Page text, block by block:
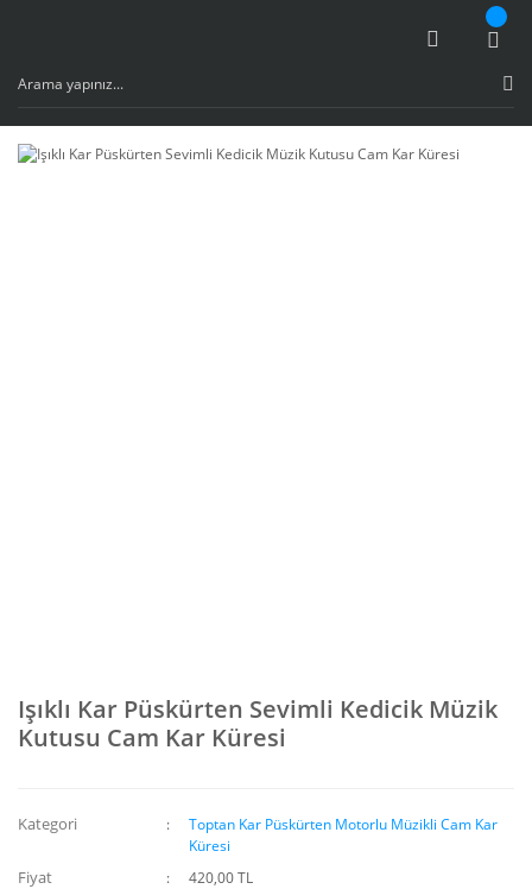
Işıklı Kar Püskürten Sevimli Kedicik Müzik
Kutusu Cam Kar Küresi
Kategori
Toptan Kar Püskürten Motorlu Müzikli Cam Kar
Küresi
Fiyat 420,00 TL